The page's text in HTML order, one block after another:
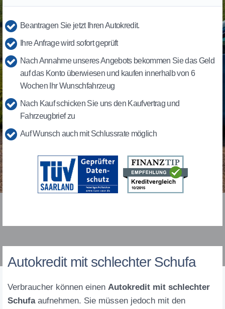
Beantragen Sie jetzt Ihren Autokredit.
Ihre Anfrage wird sofort geprüft
Nach Annahme unseres Angebots bekommen Sie das Geld
auf das Konto überwiesen und kaufen innerhalb von 6
Wochen Ihr Wunschfahrzeug
Nach Kauf schicken Sie uns den Kaufvertrag und
Fahrzeugbrief zu
Auf Wunsch auch mit Schlussrate möglich
Autokredit mit schlechter Schufa
Verbraucher können einen Autokredit mit schlechter
Schufaaufnehmen. Sie müssen jedoch mit den